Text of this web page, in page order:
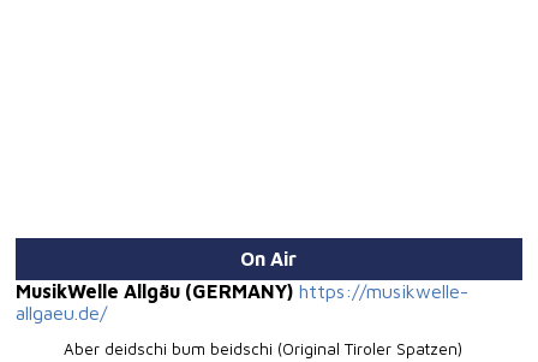
On Air
MusikWelle Allgäu (GERMANY) https://musikwelle-
allgaeu.de/
Aber deidschi bum beidschi (Original Tiroler Spatzen)